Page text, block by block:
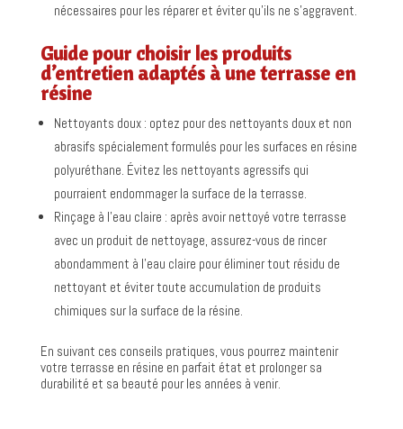
nécessaires pour les réparer et éviter qu’ils ne s’aggravent.
Guide pour choisir les produits
d’entretien adaptés à une terrasse en
résine
Nettoyants doux : optez pour des nettoyants doux et non
abrasifs spécialement formulés pour les surfaces en résine
polyuréthane. Évitez les nettoyants agressifs qui
pourraient endommager la surface de la terrasse.
Rinçage à l’eau claire : après avoir nettoyé votre terrasse
avec un produit de nettoyage, assurez-vous de rincer
abondamment à l’eau claire pour éliminer tout résidu de
nettoyant et éviter toute accumulation de produits
chimiques sur la surface de la résine.
En suivant ces conseils pratiques, vous pourrez maintenir
votre terrasse en résine en parfait état et prolonger sa
durabilité et sa beauté pour les années à venir.